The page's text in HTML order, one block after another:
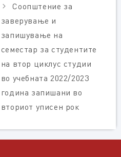
Соопштение за
заверување и
запишување на
семестар за студентите
на втор циклус студии
во учебната 2022/2023
година запишани во
вториот уписен рок